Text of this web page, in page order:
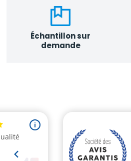
Échantillon sur
demande